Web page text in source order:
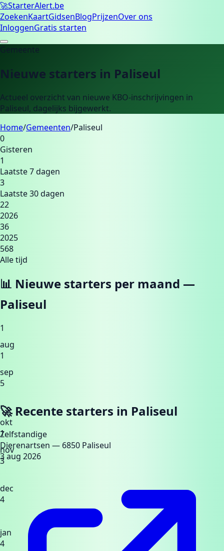
🚀StarterAlert.be
ZoekenKaartGidsenBlogPrijzenOver ons
InloggenGratis starten
Gemeente
Nieuwe starters in Paliseul
Actueel overzicht van nieuwe KBO-inschrijvingen in
Paliseul, dagelijks bijgewerkt.
Home/Gemeenten/Paliseul
0
Gisteren
1
Laatste 7 dagen
3
Laatste 30 dagen
22
2026
36
2025
568
Alle tijd
📊 Nieuwe starters per maand —
Paliseul
1
aug
1
sep
5
okt
1
nov
3
dec
4
jan
4
🚀 Recente starters in Paliseul
Zelfstandige
Dierenartsen — 6850 Paliseul
3 aug 2026